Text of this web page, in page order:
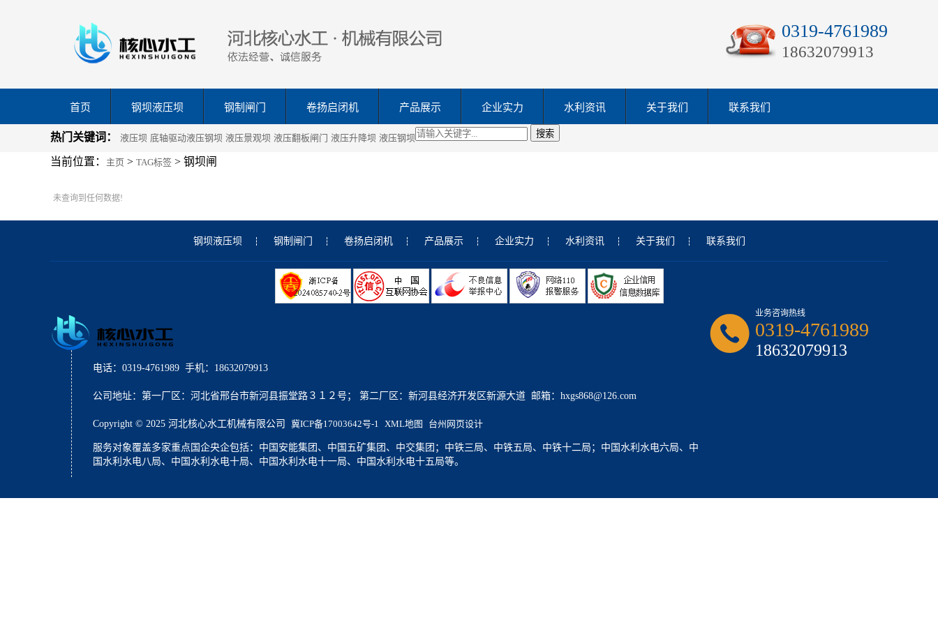
0319-4761989
18632079913
首页 钢坝液压坝 钢制闸门 卷扬启闭机 产品展示 企业实力 水利资讯 关于我们 联系我们
热门关键词： 液压坝 底轴驱动液压钢坝 液压景观坝 液压翻板闸门 液压升降坝 液压钢坝 搜索
当前位置： 主页 > TAG标签 > 钢坝闸
未查询到任何数据!
钢坝液压坝 钢制闸门 卷扬启闭机 产品展示 企业实力 水利资讯 关于我们 联系我们
电话：0319-4761989 手机：18632079913
公司地址：第一厂区：河北省邢台市新河县振堂路３１２号； 第二厂区：新河县经济开发区新源大道 邮箱：hxgs868@126.com
Copyright © 2025 河北核心水工机械有限公司 冀ICP备17003642号-1 XML地图 台州网页设计
服务对象覆盖多家重点国企央企包括：中国安能集团、中国五矿集团、中交集团；中铁三局、中铁五局、中铁十二局；中国水利水电六局、中
国水利水电八局、中国水利水电十局、中国水利水电十一局、中国水利水电十五局等。
业务咨询热线
0319-4761989
18632079913